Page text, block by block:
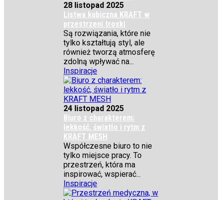
28 listopad 2025
Listwa kubiczna KRAFT w
przestrzeni troski
Są rozwiązania, które nie
tylko kształtują styl, ale
również tworzą atmosferę
zdolną wpływać na...
Inspiracje
24 listopad 2025
Biuro z charakterem:
lekkość, światło i rytm z
KRAFT MESH
Współczesne biuro to nie
tylko miejsce pracy. To
przestrzeń, która ma
inspirować, wspierać...
Inspiracje